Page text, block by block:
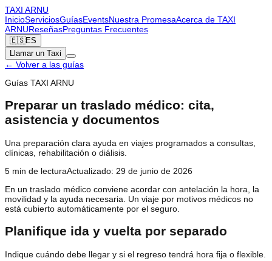
TAXI ARNU
InicioServiciosGuíasEventsNuestra PromesaAcerca de TAXI
ARNUReseñasPreguntas Frecuentes
🇪🇸ES
Llamar un Taxi
← Volver a las guías
Guías TAXI ARNU
Preparar un traslado médico: cita,
asistencia y documentos
Una preparación clara ayuda en viajes programados a consultas,
clínicas, rehabilitación o diálisis.
5 min de lecturaActualizado: 29 de junio de 2026
En un traslado médico conviene acordar con antelación la hora, la
movilidad y la ayuda necesaria. Un viaje por motivos médicos no
está cubierto automáticamente por el seguro.
Planifique ida y vuelta por separado
Indique cuándo debe llegar y si el regreso tendrá hora fija o flexible.